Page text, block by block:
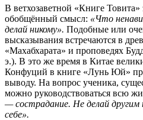
В ветхозаветной «Книге Товита»
обобщённый смысл: «Что
делай никому». Подобные или
высказывания встречаются в
«Махабхарата» и проповедях
э.). В это же время в Китае
Конфуций в книге «Лунь Юй»
выводу. На вопрос ученика,
можно руководствоваться всю
— сострадание. Не делай
себе».